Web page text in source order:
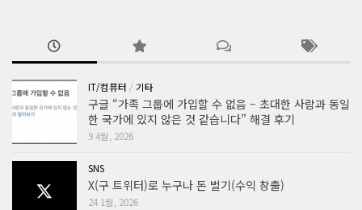
IT/컴퓨터 / 기타
구글 “가족 그룹에 가입할 수 없음 – 초대한 사람과 동일
한 국가에 있지 않은 것 같습니다” 해결 후기
9 4월, 2026
SNS
X(구 트위터)로 누구나 돈 벌기(수익 창출)
24 1월, 2026